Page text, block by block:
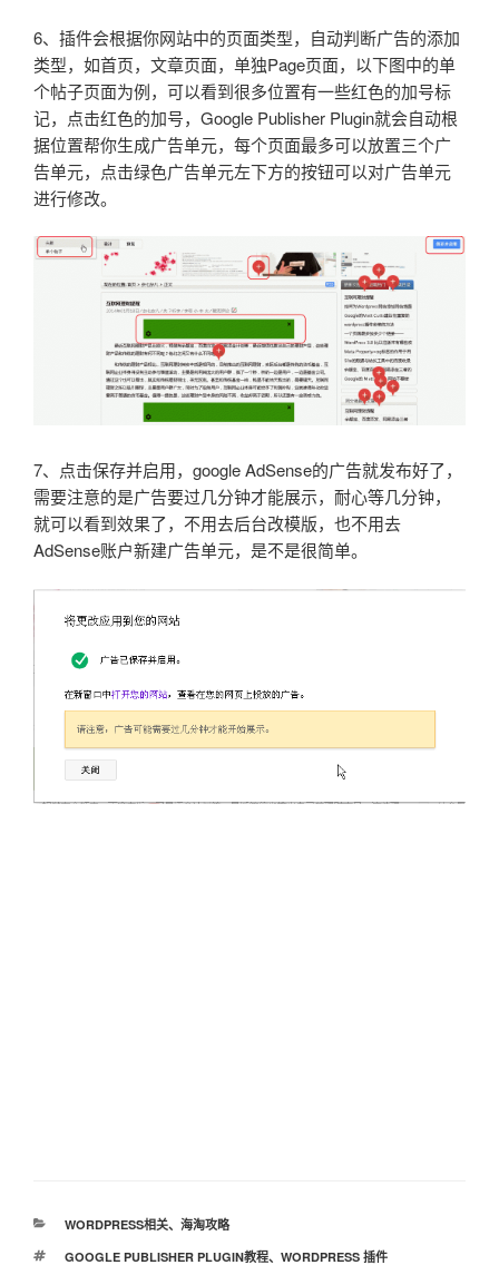
6、插件会根据你网站中的页面类型，自动判断广告的添加
类型，如首页，文章页面，单独Page页面，以下图中的单
个帖子页面为例，可以看到很多位置有一些红色的加号标
记，点击红色的加号，Google Publisher Plugin就会自动根
据位置帮你生成广告单元，每个页面最多可以放置三个广
告单元，点击绿色广告单元左下方的按钮可以对广告单元
进行修改。
7、点击保存并启用，google AdSense的广告就发布好了，
需要注意的是广告要过几分钟才能展示，耐心等几分钟，
就可以看到效果了，不用去后台改模版，也不用去
AdSense账户新建广告单元，是不是很简单。
分
WORDPRESS相关、 海淘攻略
标
GOOGLE PUBLISHER PLUGIN教程、 WORDPRESS 插件